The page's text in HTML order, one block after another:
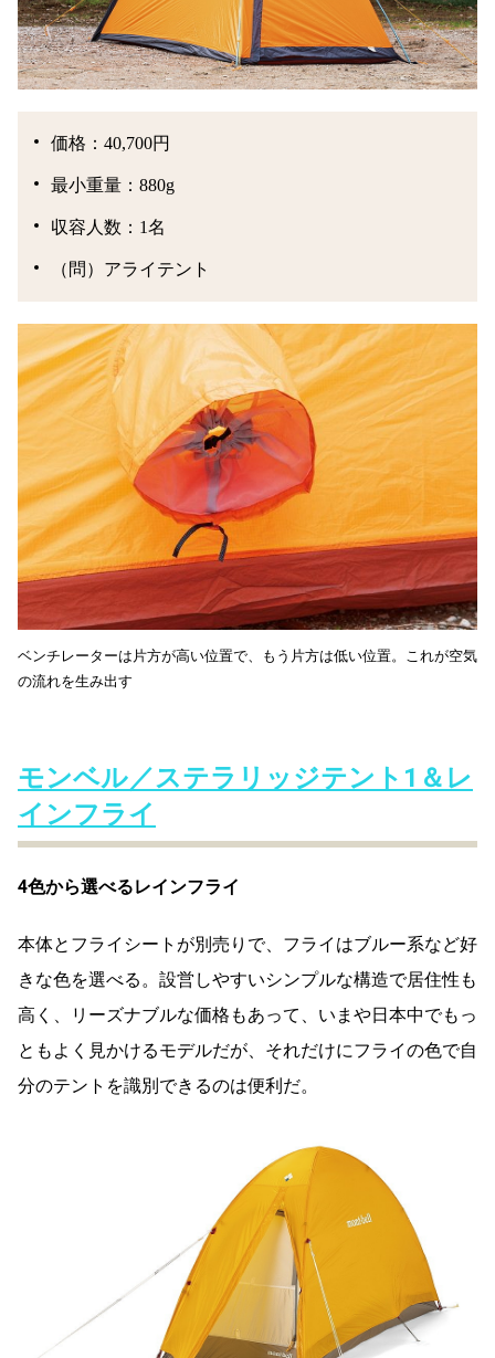
価格：40,700円
最小重量：880g
収容人数：1名
（問）アライテント
ベンチレーターは片方が高い位置で、もう片方は低い位置。これが空気
の流れを生み出す
モンベル／ステラリッジテント1＆レ
インフライ
4色から選べるレインフライ
本体とフライシートが別売りで、フライはブルー系など好
きな色を選べる。設営しやすいシンプルな構造で居住性も
高く、リーズナブルな価格もあって、いまや日本中でもっ
ともよく見かけるモデルだが、それだけにフライの色で自
分のテントを識別できるのは便利だ。